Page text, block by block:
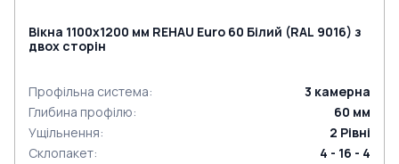
Вікна 1100x1200 мм REHAU Euro 60 Білий (RAL 9016) з
двох сторін
Профільна система: 3 камерна
Глибина профілю: 60 мм
Ущільнення: 2 Рівні
Склопакет:
4 - 16 - 4